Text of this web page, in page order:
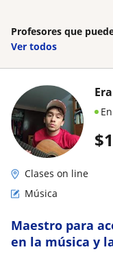
Profesores que
Ver todos
$
Clases on line
Música
Maestro para
en la música y